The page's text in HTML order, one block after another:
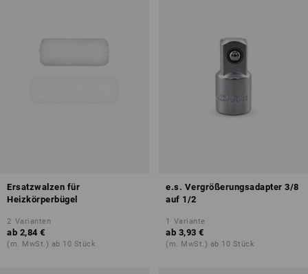
Ersatzwalzen für
Heizkörperbügel
2 Varianten
ab 2,84 €
(m. MwSt.) ab 10 Stück
e.s. Vergrößerungsadapter 3/8
auf 1/2
1 Variante
ab 3,93 €
(m. MwSt.) ab 10 Stück